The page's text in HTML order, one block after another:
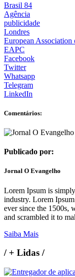
Brasil 84
Agência
publicidade
Londres
European
EAPC
Facebook
Twitter
Whatsapp
Telegram
LinkedIn
Comentários:
Publicado por:
Jornal O Evangelho
Lorem Ipsum is
industry. Lorem
ever since the 1500s,
and scrambled it to
Saiba Mais
/+ Lidas /